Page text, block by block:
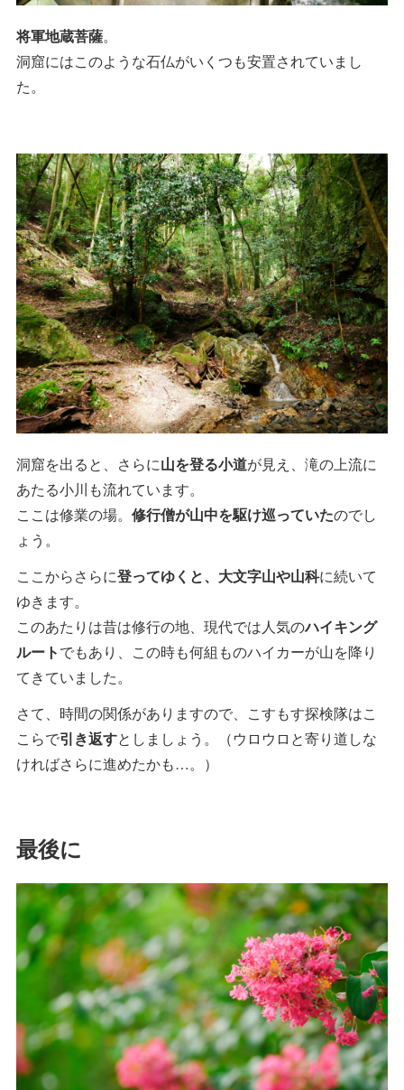
将軍地蔵菩薩。
洞窟にはこのような石仏がいくつも安置されていまし
た。
洞窟を出ると、さらに山を登る小道が見え、滝の上流に
あたる小川も流れています。
ここは修業の場。 修行僧が山中を駆け巡っていたのでし
ょう。
ここからさらに登ってゆくと、大文字山や山科に続いて
ゆきます。
このあたりは昔は修行の地、現代では人気のハイキング
ルートでもあり、この時も何組ものハイカーが山を降り
てきていました。
さて、時間の関係がありますので、こすもす探検隊はこ
こらで引き返すとしましょう。（ウロウロと寄り道しな
ければさらに進めたかも…。）
最後に